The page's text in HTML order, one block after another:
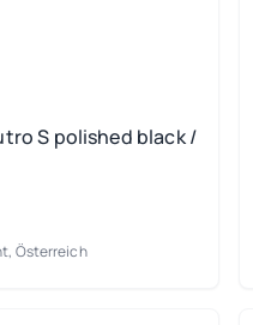
S polished black /
Österreich